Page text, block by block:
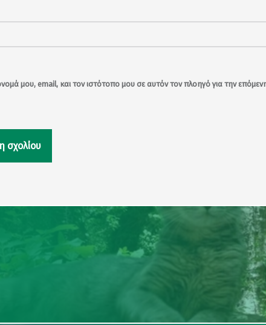
μου, email, και τον ιστότοπο μου σε αυτόν τον πλοηγό για την